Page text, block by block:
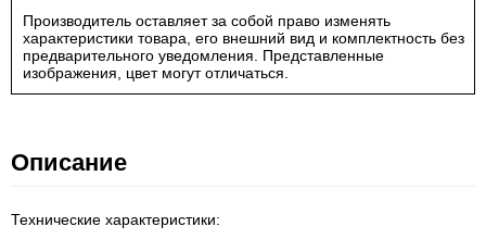
Производитель оставляет за собой право изменять
характеристики товара, его внешний вид и комплектность без
предварительного уведомления. Представленные
изображения, цвет могут отличаться.
Описание
Технические характеристики: